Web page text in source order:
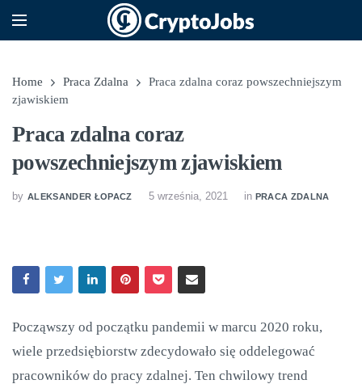
Home Praca Zdalna
Praca zdalna coraz powszechniejszym
zjawiskiem
Praca zdalna coraz
powszechniejszym zjawiskiem
by ALEKSANDER ŁOPACZ 5 września, 2021 in PRACA ZDALNA
Począwszy od początku pandemii w marcu 2020 roku,
wiele przedsiębiorstw zdecydowało się oddelegować
pracowników do pracy zdalnej. Ten chwilowy trend